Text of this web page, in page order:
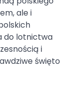
ale i
do lotnictwa
i
święto